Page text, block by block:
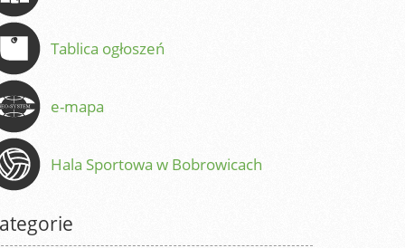
Tablica ogłoszeń
e-mapa
Hala Sportowa w Bobrowicach